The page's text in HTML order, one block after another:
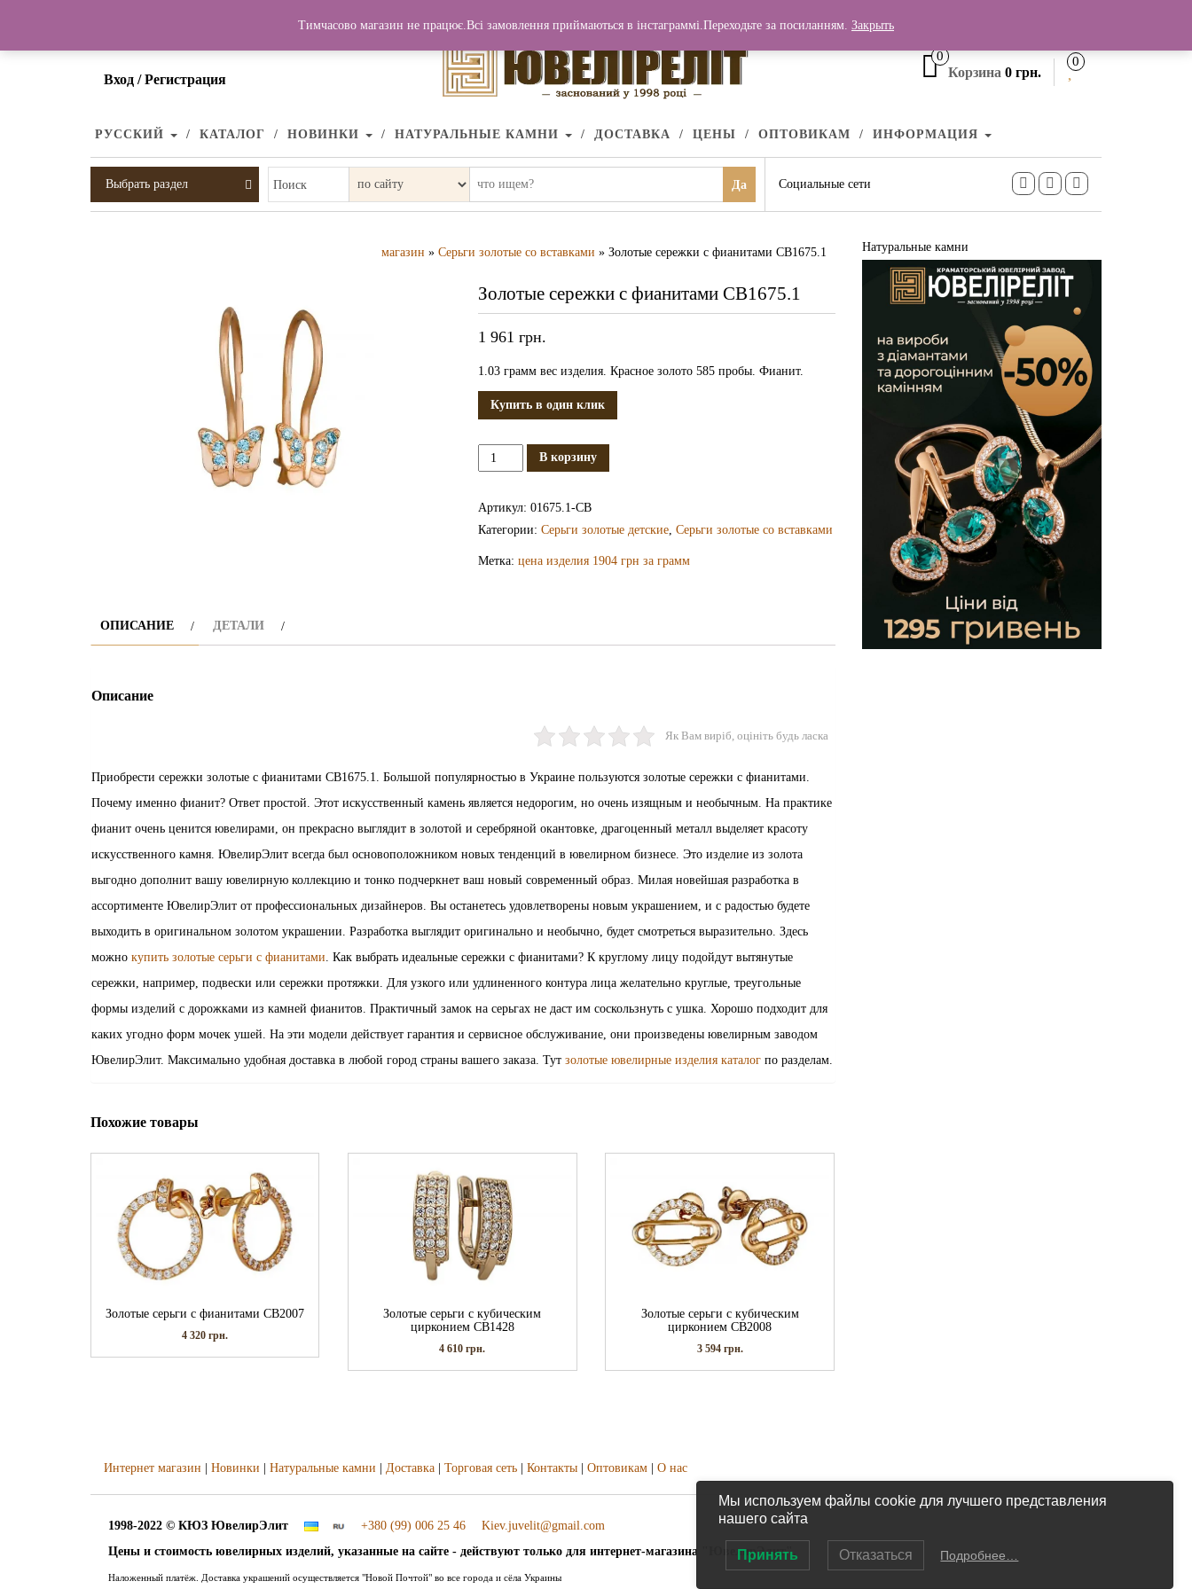
Вход / Регистрация
0
Корзина 0 грн.
0
РУССКИЙ КАТАЛОГ НОВИНКИ НАТУРАЛЬНЫЕ КАМНИ ДОСТАВКА ЦЕНЫ ОПТОВИКАМ ИНФОРМАЦИЯ
Выбрать раздел Поиск Да Социальные сети
магазин » Серьги золотые со вставками » Золотые сережки с фианитами СВ1675.1
Золотые сережки с фианитами СВ1675.1
1 961 грн.
1.03 грамм вес изделия. Красное золото 585 пробы. Фианит.
Купить в один клик
Количество
Золотые
СВ1675.1
В корзину
Артикул: 01675.1-СВ
Категории: Серьги золотые детские, Серьги золотые со вставками
Метка: цена изделия 1904 грн за грамм
ОПИСАНИЕ ДЕТАЛИ
Описание
Як Вам виріб, оцініть будь ласка
Приобрести сережки золотые с фианитами СВ1675.1. Большой популярностью в Украине пользуются золотые сережки с фианитами.
Почему именно фианит? Ответ простой. Этот искусственный камень является недорогим, но очень изящным и необычным. На практике
фианит очень ценится ювелирами, он прекрасно выглядит в золотой и серебряной окантовке, драгоценный металл выделяет красоту
искусственного камня. ЮвелирЭлит всегда был основоположником новых тенденций в ювелирном бизнесе. Это изделие из золота
выгодно дополнит вашу ювелирную коллекцию и тонко подчеркнет ваш новый современный образ. Милая новейшая разработка в
ассортименте ЮвелирЭлит от профессиональных дизайнеров. Вы останетесь удовлетворены новым украшением, и с радостью будете
выходить в оригинальном золотом украшении. Разработка выглядит оригинально и необычно, будет смотреться выразительно. Здесь
можно купить золотые серьги с фианитами. Как выбрать идеальные сережки с фианитами? К круглому лицу подойдут вытянутые
сережки, например, подвески или сережки протяжки. Для узкого или удлиненного контура лица желательно круглые, треугольные
формы изделий с дорожками из камней фианитов. Практичный замок на серьгах не даст им соскользнуть с ушка. Хорошо подходит для
каких угодно форм мочек ушей. На эти модели действует гарантия и сервисное обслуживание, они произведены ювелирным заводом
ЮвелирЭлит. Максимально удобная доставка в любой город страны вашего заказа. Тут золотые ювелирные изделия каталог по разделам.
Похожие товары
Золотые серьги с фианитами СВ2007
4 320грн.
Золотые серьги с кубическим
цирконием СВ1428
4 610грн.
Золотые серьги с кубическим
цирконием СВ2008
3 594 грн.
Натуральные камни
Интернет магазин | Новинки | Натуральные камни | Доставка | Торговая сеть | Контакты | Оптовикам | О нас
1998-2022 © КЮЗ ЮвелирЭлит +380 (99) 006 25 46
Kiev.juvelit@gmail.com
Цены и стоимость ювелирных изделий, указанные на сайте - действуют только для интернет-магазина "ЮвелирЭлит".
Наложенный платёж. Доставка украшений осуществляется "Новой Почтой" во все города и сёла Украины
Тимчасово магазин не працює.Всі замовлення приймаються в інстаграммі.Переходьте за посиланням. Закрыть
Мы используем файлы cookie для лучшего представления
нашего сайта
Принять Отказаться Подробнее…